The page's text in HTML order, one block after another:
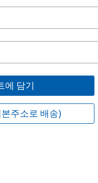
에 담기
주소로 배송)